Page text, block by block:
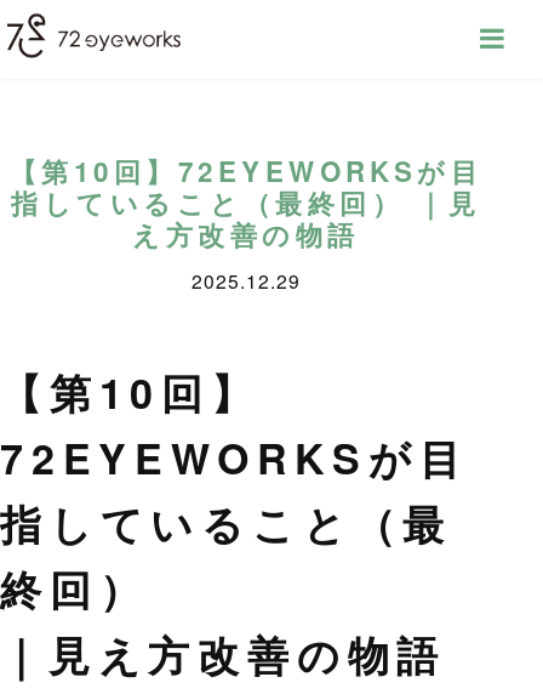
【第10回】72EYEWORKSが目
指していること（最終回） ｜見
え方改善の物語
2025.12.29
【第10回】
72EYEWORKSが目
指していること（最
終回）
｜見え方改善の物語